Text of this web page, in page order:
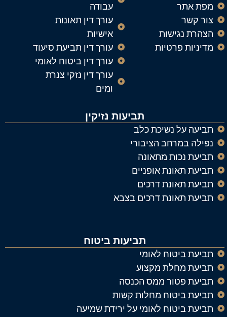
מפת אתר
צור קשר
הצהרת נגישות
מדיניות פרטיות
עבודה
עורך דין תאונות
אישיות
עורך דין תביעת סיעוד
עורך דין ביטוח לאומי
עורך דין נזקי צנרת
ומים
תביעות נזיקין
תביעה על נשיכת כלב
נפילה במרחב הציבורי
תביעת נכות מתאונה
תביעת תאונת אופניים
תביעת תאונת דרכים
תביעת תאונת דרכים בצבא
תביעות ביטוח
תביעת ביטוח לאומי
תביעת מחלת מקצוע
תביעת פטור ממס הכנסה
תביעת ביטוח מחלות קשות
תביעת ביטוח לאומי על ירידת שמיעה